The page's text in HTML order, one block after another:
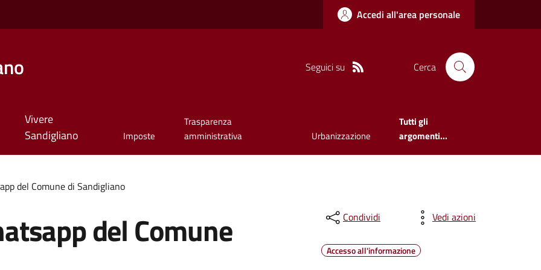
Accedi all'area personale
Seguici su Cerca
Vivere
Sandigliano
Imposte
Trasparenza
amministrativa
Urbanizzazione
Tutti gli
argomenti...
del Comune di Sandigliano
del Comune Condividi Vedi azioni
Accesso all'informazione